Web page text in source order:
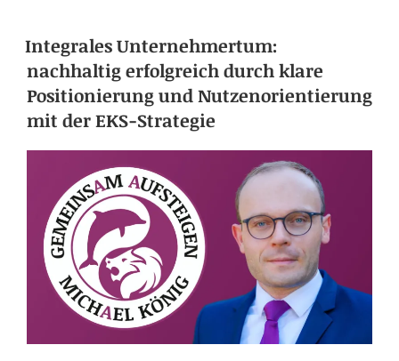
Integrales Unternehmertum:
nachhaltig erfolgreich durch klare
Positionierung und Nutzenorientierung
mit der EKS-Strategie